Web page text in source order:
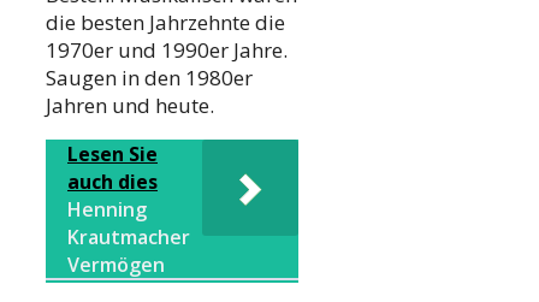
die besten Jahrzehnte die
1970er und 1990er Jahre.
Saugen in den 1980er
Jahren und heute.
Lesen Sie
auch dies
Henning
Krautmacher
Vermögen